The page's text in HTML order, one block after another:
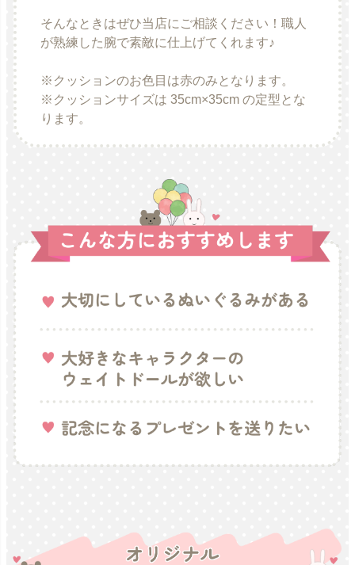
そんなときはぜひ当店にご相談ください！職人
が熟練した腕で素敵に仕上げてくれます♪
※クッションのお色目は赤のみとなります。
※クッションサイズは 35cm×35cm の定型とな
ります。